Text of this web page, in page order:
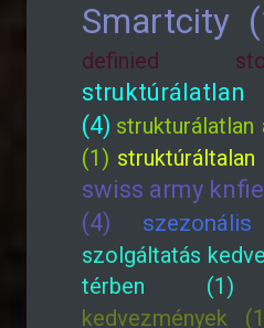
Smartcity
definied
(4) strukturálatlan
(1)
swiss army
(4)
szolgáltatás
térben (1)
kedvezmények